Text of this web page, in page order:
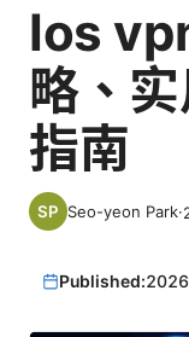
Ios
略、
指南
Seo-yeon Park·
Published: